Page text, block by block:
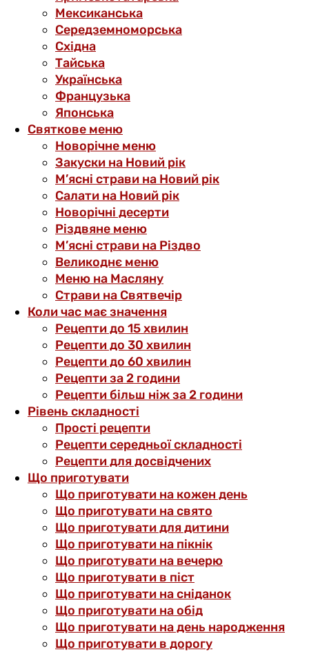
Мексиканська
Середземноморська
Східна
Тайська
Українська
Французька
Японська
Святкове меню
Новорічне меню
Закуски на Новий рік
М’ясні страви на Новий рік
Салати на Новий рік
Новорічні десерти
Різдвяне меню
М’ясні страви на Різдво
Великоднє меню
Меню на Масляну
Страви на Святвечір
Коли час має значення
Рецепти до 15 хвилин
Рецепти до 30 хвилин
Рецепти до 60 хвилин
Рецепти за 2 години
Рецепти більш ніж за 2 години
Рівень складності
Прості рецепти
Рецепти середньої складності
Рецепти для досвідчених
Що приготувати
Що приготувати на кожен день
Що приготувати на свято
Що приготувати для дитини
Що приготувати на пікнік
Що приготувати на вечерю
Що приготувати в піст
Що приготувати на сніданок
Що приготувати на обід
Що приготувати на день народження
Що приготувати в дорогу